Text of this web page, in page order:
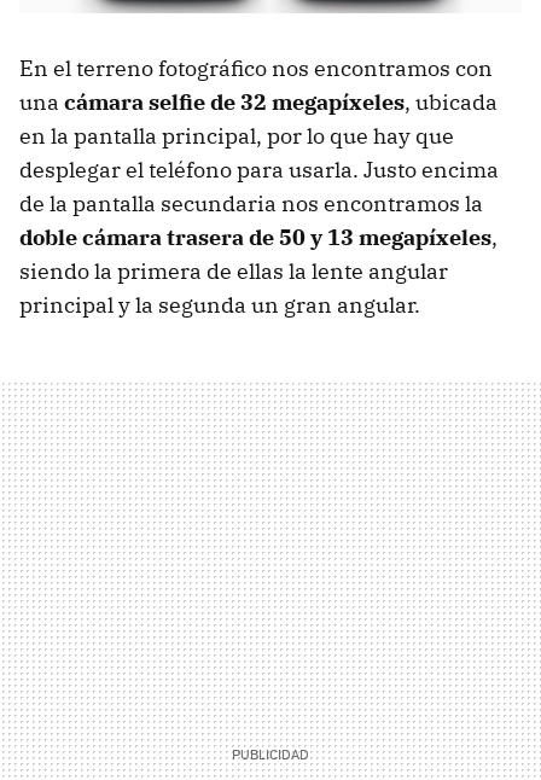
En el terreno fotográfico nos encontramos con
una cámara selfie de 32 megapíxeles, ubicada
en la pantalla principal, por lo que hay que
desplegar el teléfono para usarla. Justo encima
de la pantalla secundaria nos encontramos la
doble cámara trasera de 50 y 13 megapíxeles,
siendo la primera de ellas la lente angular
principal y la segunda un gran angular.